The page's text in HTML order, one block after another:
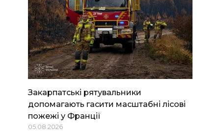
Закарпатські рятувальники
допомагають гасити масштабні лісові
пожежі у Франції
05.08.2026